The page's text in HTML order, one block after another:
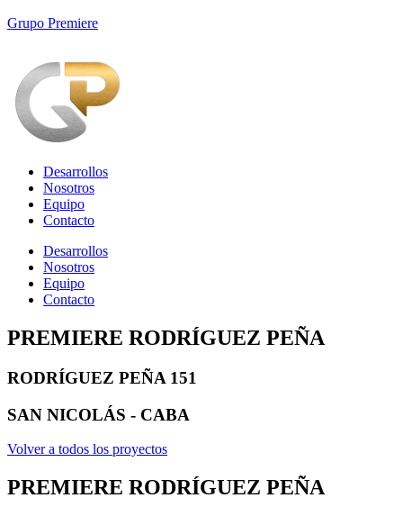
Grupo Premiere
Desarrollos
Nosotros
Equipo
Contacto
Desarrollos
Nosotros
Equipo
Contacto
PREMIERE RODRÍGUEZ PEÑA​
RODRÍGUEZ PEÑA 151
SAN NICOLÁS - CABA
Volver a todos los proyectos
PREMIERE RODRÍGUEZ PEÑA​